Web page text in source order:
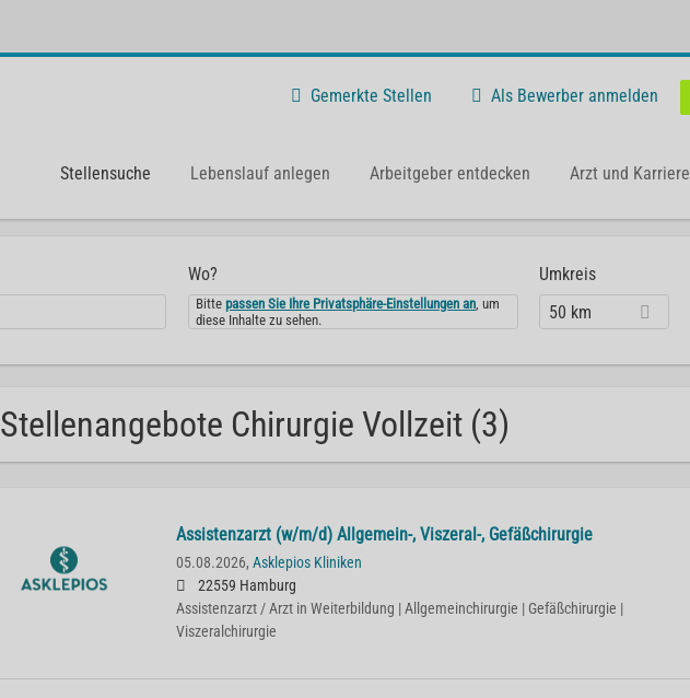
Gemerkte Stellen Als Bewerber anmelden
Stellensuche Lebenslauf anlegen Arbeitgeber entdecken Arzt und Karriere
Wo?
Bittepassen Sie Ihre Privatsphäre-Einstellungen an, um
diese Inhalte zu sehen.
Umkreis
50 km
Stellenangebote Chirurgie Vollzeit (3)
Assistenzarzt (w/m/d) Allgemein-, Viszeral-, Gefäßchirurgie
05.08.2026, Asklepios Kliniken
22559 Hamburg
Assistenzarzt / Arzt in Weiterbildung | Allgemeinchirurgie | Gefäßchirurgie |
Viszeralchirurgie